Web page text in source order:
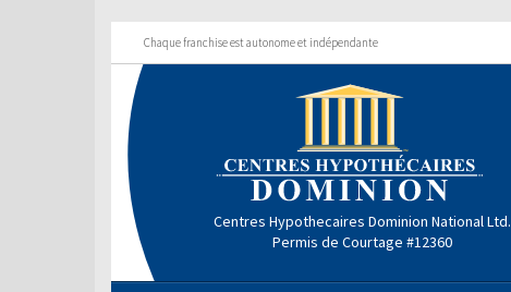
Chaque franchise est autonome et indépendante
Centres Hypothecaires Dominion National Ltd.
Permis de Courtage #12360